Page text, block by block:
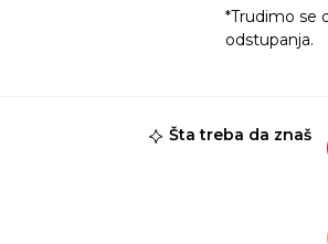
*Trudimo se
odstupanja.
Šta treba da znaš